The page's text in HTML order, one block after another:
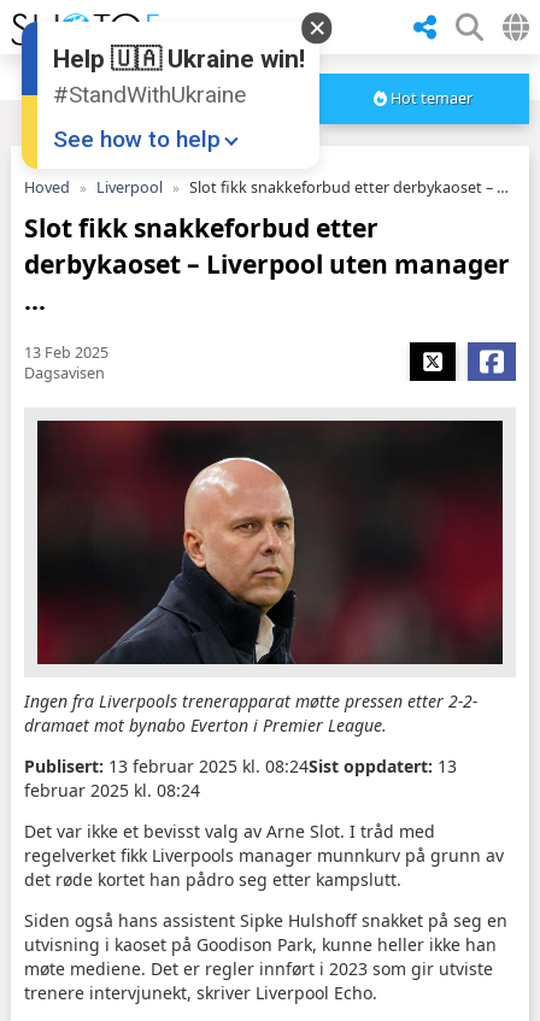
Hot temaer
Hoved Liverpool Slot fikk snakkeforbud etter derbykaoset – Liverpool uten manager ...
Slot fikk snakkeforbud etter
derbykaoset – Liverpool uten manager
...
13 Feb 2025
Dagsavisen
Ingen fra Liverpools trenerapparat møtte pressen etter 2-2-
dramaet mot bynabo Everton i Premier League.
Publisert: 13 februar 2025 kl. 08:24Sist oppdatert: 13
februar 2025 kl. 08:24
Det var ikke et bevisst valg av Arne Slot. I tråd med
regelverket fikk Liverpools manager munnkurv på grunn av
det røde kortet han pådro seg etter kampslutt.
Siden også hans assistent Sipke Hulshoff snakket på seg en
utvisning i kaoset på Goodison Park, kunne heller ikke han
møte mediene. Det er regler innført i 2023 som gir utviste
trenere intervjunekt, skriver Liverpool Echo.
Help 🇺🇦 Ukraine win!
#StandWithUkraine
See how to help
Donate
Share this widget